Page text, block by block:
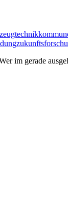
im gerade